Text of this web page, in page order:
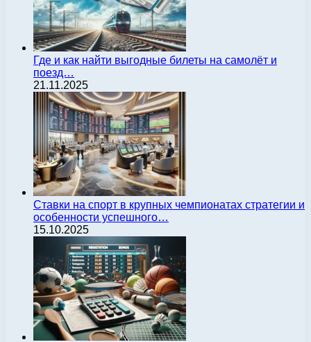
Где и как найти выгодные билеты на самолёт и
поезд…
21.11.2025
Ставки на спорт в крупных чемпионатах стратегии и
особенности успешного…
15.10.2025